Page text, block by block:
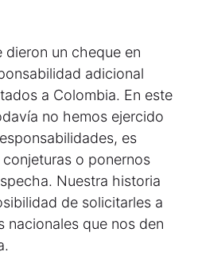
dieron un cheque en
adicional
a Colombia. En este
no hemos ejercido
es
o ponernos
Nuestra historia
de solicitarles a
nacionales que nos den